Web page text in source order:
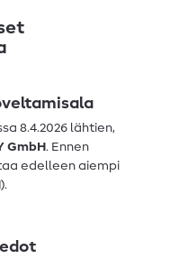
8.4.2026 lähtien,
GmbH. Ennen
edelleen aiempi
).